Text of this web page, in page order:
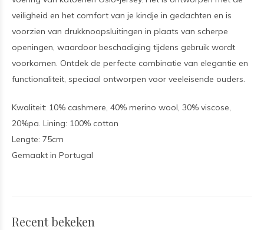
veiligheid en het comfort van je kindje in gedachten en is
voorzien van drukknoopsluitingen in plaats van scherpe
openingen, waardoor beschadiging tijdens gebruik wordt
voorkomen. Ontdek de perfecte combinatie van elegantie en
functionaliteit, speciaal ontworpen voor veeleisende ouders.
Kwaliteit: 10% cashmere, 40% merino wool, 30% viscose,
20%pa. Lining: 100% cotton
Lengte: 75cm
Gemaakt in Portugal
Recent bekeken